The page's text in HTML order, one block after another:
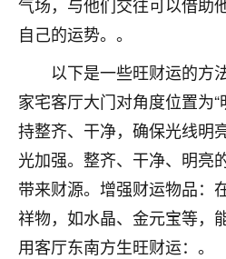
自己的运势。。
以下是一些旺财运的方
家宅客厅大门对角度位置为
持整齐、干净，确保光线明
光加强。整齐、干净、明亮
带来财源。增强财运物品：
祥物，如水晶、金元宝等，
用客厅东南方生旺财运：。
1天前 来自江西
青春168
我也想要，我也想要！
2天前 来自山西
Jessica李
老师做不做超度法事？我
刚去世了。
七零老顽童：我母亲
做梦梦见她，后来也是